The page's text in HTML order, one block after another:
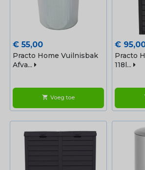
Prijs
€ 55,00
Practo Home Vuilnisbak
Afva...
shopping_cart Voeg toe
Prijs
€
Practo
118l...